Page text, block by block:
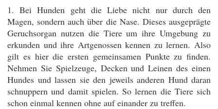
1. Bei Hunden geht die Liebe nicht nur durch den
Magen, sondern auch über die Nase. Dieses ausgeprägte
Geruchsorgan nutzen die Tiere um ihre Umgebung zu
erkunden und ihre Artgenossen kennen zu lernen. Also
gilt es hier die ersten gemeinsamen Punkte zu finden.
Nehmen Sie Spielzeuge, Decken und Leinen des einen
Hundes und lassen sie den jeweils anderen Hund daran
schnuppern und damit spielen. So lernen die Tiere sich
schon einmal kennen ohne auf einander zu treffen.